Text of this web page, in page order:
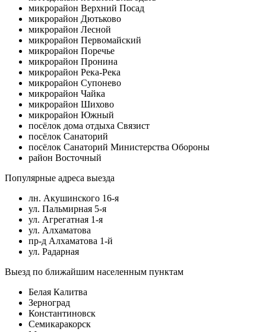
микрорайон Верхний Посад
микрорайон Дютьково
микрорайон Лесной
микрорайон Первомайский
микрорайон Поречье
микрорайон Пронина
микрорайон Река-Река
микрорайон Супонево
микрорайон Чайка
микрорайон Шихово
микрорайон Южный
посёлок дома отдыха Связист
посёлок Санаторий
посёлок Санаторий Министерства Обороны
район Восточный
Популярные адреса выезда
лн. Акушинского 16-я
ул. Пальмирная 5-я
ул. Агрегатная 1-я
ул. Алхаматова
пр-д Алхаматова 1-й
ул. Радарная
Выезд по ближайшим населенным пунктам
Белая Калитва
Зерноград
Константиновск
Семикаракорск